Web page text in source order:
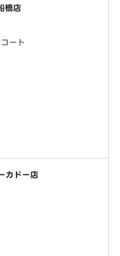
橋店
ート
カドー店